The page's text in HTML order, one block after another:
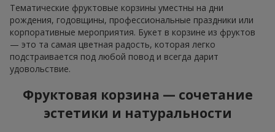
Тематические фруктовые корзины уместны на дни
рождения, годовщины, профессиональные праздники или
корпоративные мероприятия. Букет в корзине из фруктов
— это та самая цветная радость, которая легко
подстраивается под любой повод и всегда дарит
удовольствие.
Фруктовая корзина — сочетание
эстетики и натуральности